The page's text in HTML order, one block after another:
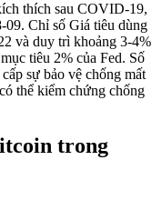
thích sau COVID-19,
09. Chỉ số Giá tiêu dùng
và duy trì khoảng 3-4%
tiêu 2% của Fed. Số
sự bảo vệ chống mất
thể kiểm chứng chống
trong